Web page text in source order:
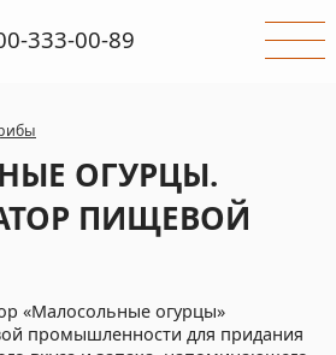
ОГУРЦЫ.
ПИЩЕВОЙ
«Малосольные огурцы»
промышленности для придания
333-00-89